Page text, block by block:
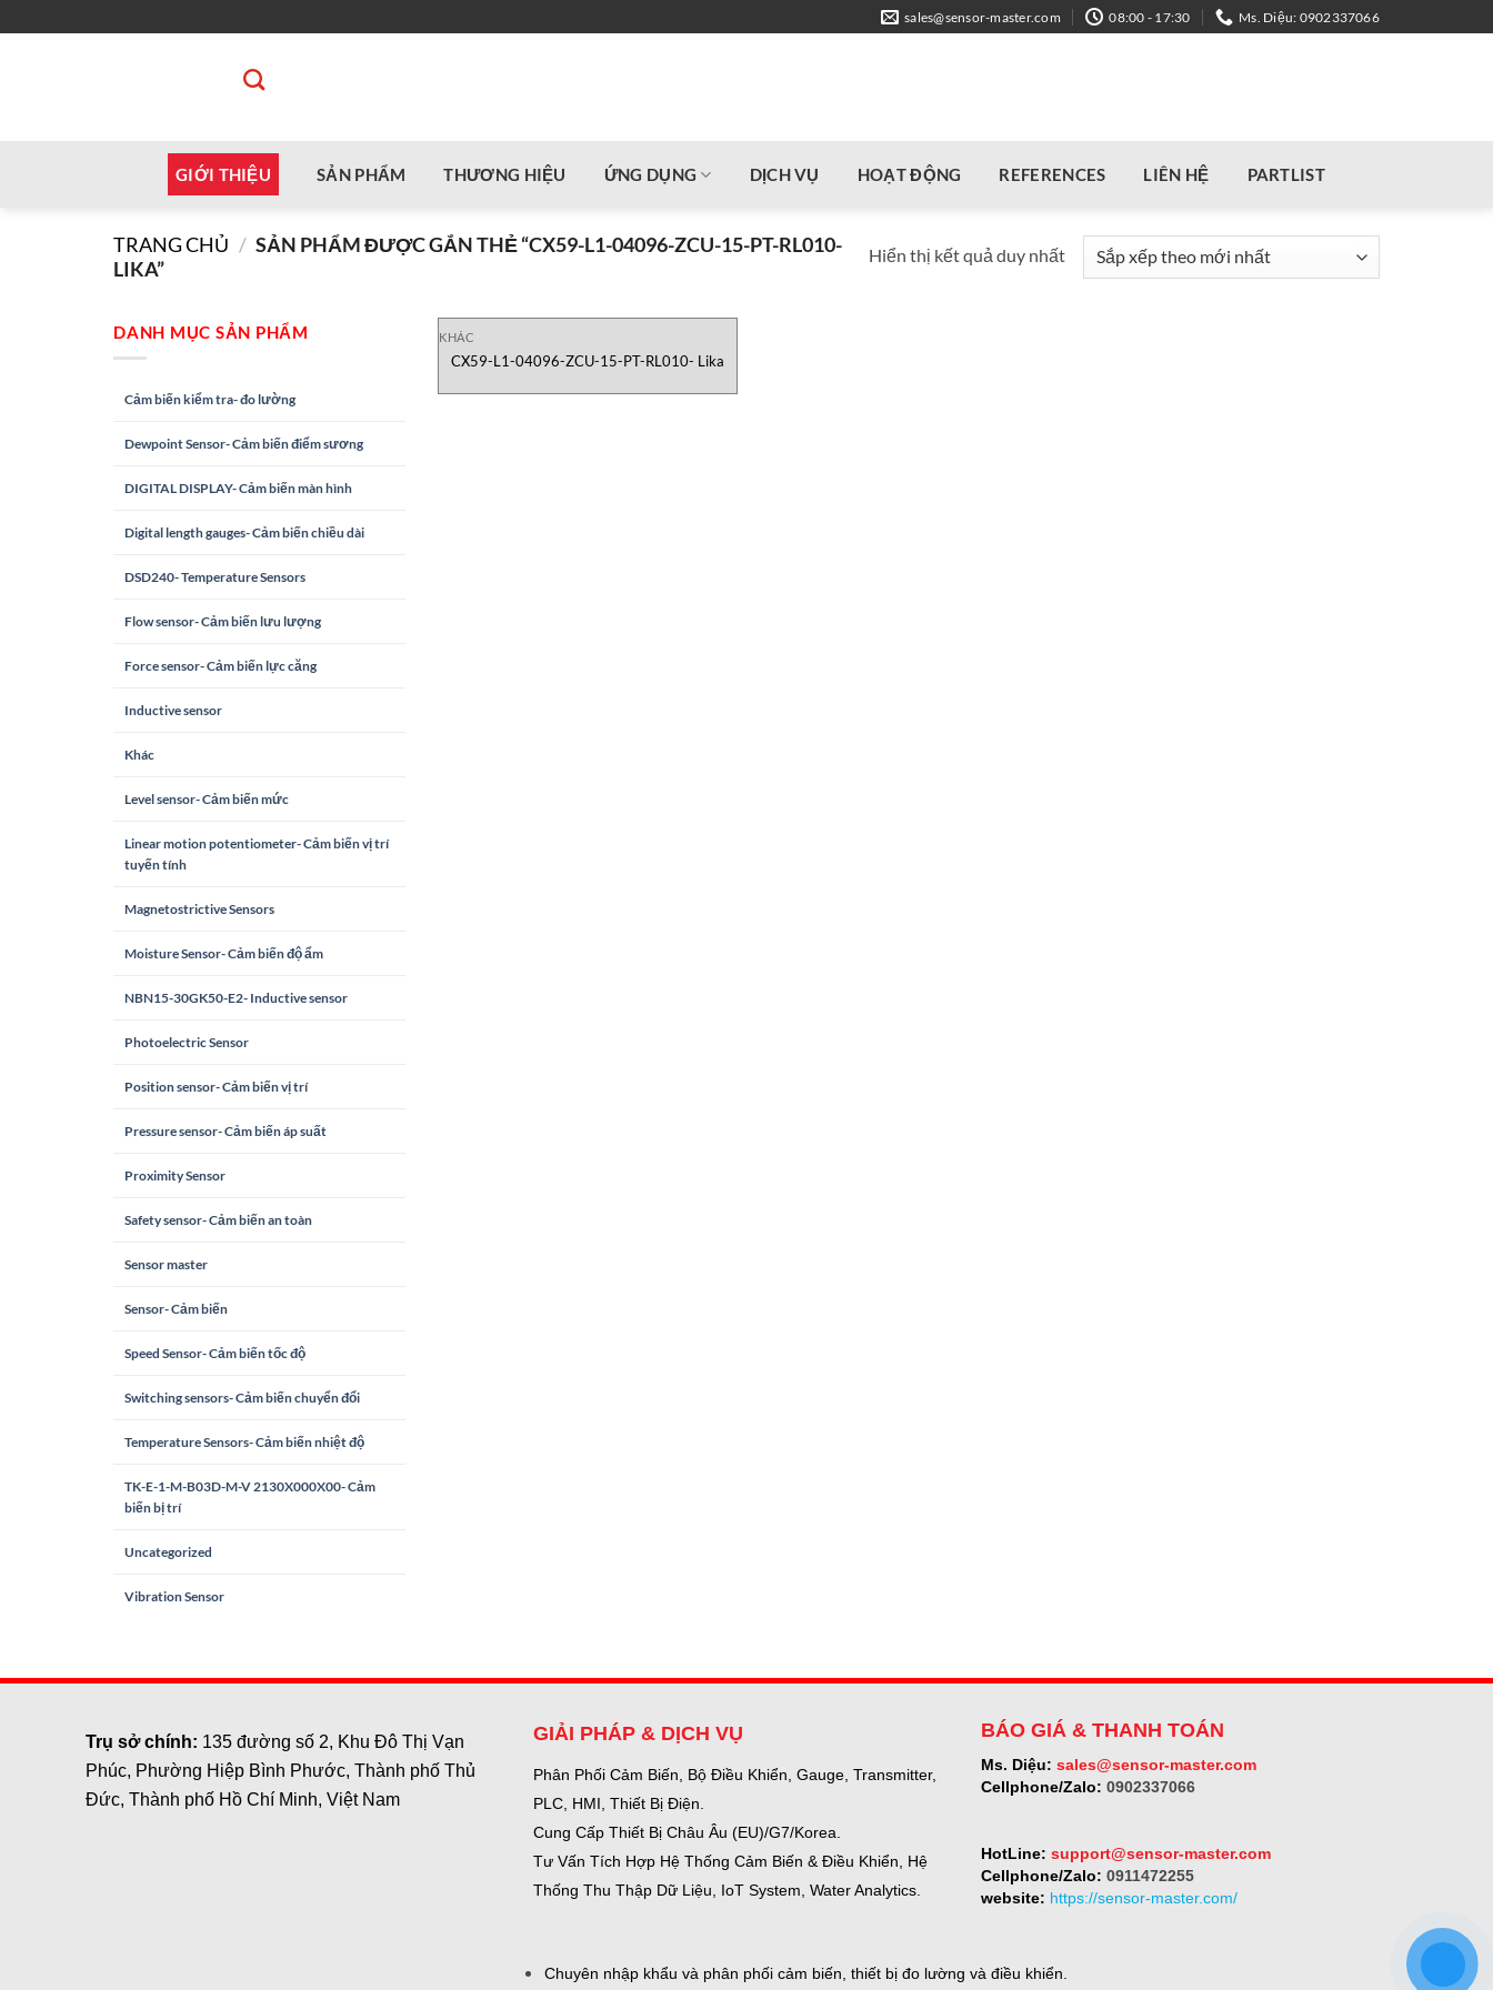
qua
sales@sensor-master.com 08:00 - 17:30 Ms. Diệu: 0902337066
GIỚI THIỆU SẢN PHẨM THƯƠNG HIỆU ỨNG DỤNG DỊCH VỤ HOẠT ĐỘNG REFERENCES LIÊN HỆ PARTLIST
TRANG CHỦ / SẢN PHẨM ĐƯỢC GẮN THẺ “CX59-L1-04096-ZCU-15-PT-RL010-
LIKA”
Hiển thị kết quả duy nhất
DANH MỤC SẢN PHẨM
Cảm biến kiểm tra- đo lường
Dewpoint Sensor- Cảm biến điểm sương
DIGITAL DISPLAY- Cảm biến màn hình
Digital length gauges- Cảm biến chiều dài
DSD240- Temperature Sensors
Flow sensor- Cảm biến lưu lượng
Force sensor- Cảm biến lực căng
Inductive sensor
Khác
Level sensor- Cảm biến mức
Linear motion potentiometer- Cảm biến vị trí
tuyến tính
Magnetostrictive Sensors
Moisture Sensor- Cảm biến độ ẩm
NBN15-30GK50-E2- Inductive sensor
Photoelectric Sensor
Position sensor- Cảm biến vị trí
Pressure sensor- Cảm biến áp suất
Proximity Sensor
Safety sensor- Cảm biến an toàn
Sensor master
Sensor- Cảm biến
Speed Sensor- Cảm biến tốc độ
Switching sensors- Cảm biến chuyển đổi
Temperature Sensors- Cảm biến nhiệt độ
TK-E-1-M-B03D-M-V 2130X000X00- Cảm
biến bị trí
Uncategorized
Vibration Sensor
KHÁC
CX59-L1-04096-ZCU-15-PT-RL010- Lika
Trụ sở chính: 135 đường số 2, Khu Đô Thị Vạn
Phúc, Phường Hiệp Bình Phước, Thành phố Thủ
Đức, Thành phố Hồ Chí Minh, Việt Nam
GIẢI PHÁP & DỊCH VỤ
Phân Phối Cảm Biến, Bộ Điều Khiển, Gauge, Transmitter,
PLC, HMI, Thiết Bị Điện.
Cung Cấp Thiết Bị Châu Âu (EU)/G7/Korea.
Tư Vấn Tích Hợp Hệ Thống Cảm Biến & Điều Khiển, Hệ
Thống Thu Thập Dữ Liệu, IoT System, Water Analytics.
BÁO GIÁ & THANH TOÁN
Ms. Diệu: sales@sensor-master.com
Cellphone/Zalo: 0902337066
HotLine: support@sensor-master.com
Cellphone/Zalo: 0911472255
website: https://sensor-master.com/
Chuyên nhập khẩu và phân phối cảm biến, thiết bị đo lường và điều khiển.